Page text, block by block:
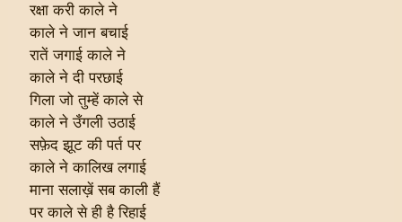
रक्षा करी काले ने
काले ने जान बचाई
रातें जगाई काले ने
काले ने दी परछाई
गिला जो तुम्हें काले से
काले ने उँगली उठाई
सफ़ेद झूट की पर्त पर
काले ने कालिख लगाई
माना सलाख़ें सब काली हैं
पर काले से ही है रिहाई